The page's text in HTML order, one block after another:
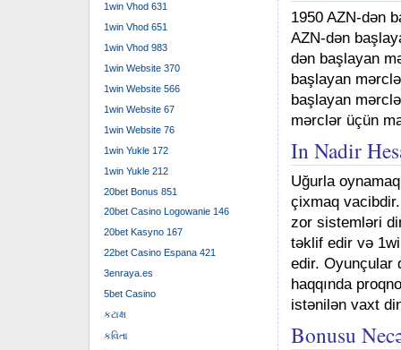
1950 AZN-dən
AZN-dən
dən başlayan
başlayan
başlayan
mərclər üçün
In Nadir
Uğurla
çixmaq
zor sistemləri
təklif edir və
edir. Oyunçular
haqqında
istənilən vaxt
Bonusu
1win Vhod 631
1win Vhod 651
1win Vhod 983
1win Website 370
1win Website 566
1win Website 67
1win Website 76
1win Yukle 172
1win Yukle 212
20bet Bonus 851
20bet Casino Logowanie 146
20bet Kasyno 167
22bet Casino Espana 421
3enraya.es
5bet Casino
કટાક્ષ
કવિતા